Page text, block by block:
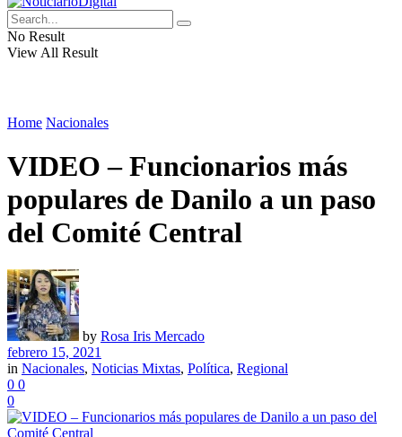
No Result
View All Result
Home Nacionales
VIDEO – Funcionarios más
populares de Danilo a un paso
del Comité Central
by Rosa Iris Mercado
febrero 15, 2021
in Nacionales, Noticias Mixtas, Política, Regional
0 0
0